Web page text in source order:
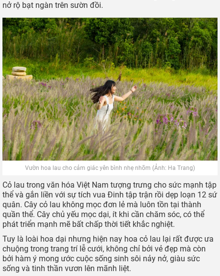
Triền hoa thạch thảo và xác pháo trông xa như những dải màu rực rỡ (Ảnh: The
Florest)
Hoa cỏ lau
Có lẽ chưa cần đến Đà Lạt, các bạn cũng đã bắt gặp những
bụi hoa cỏ lau rải rác từ Bắc vào Nam trên mọi miền của đất
nước. Trước đây, cỏ lau mọc bạt ngàn ở khe suối, bờ sông
hoặc những bãi đất bỏ hoang. Ngày nay, các thành phố gần
như không còn đất trống, các tỉnh thành lân cận cũng liên tiếp
xây dựng khu công nghiệp, đô thị nên ít thấy cỏ lau mọc dại
như trước.